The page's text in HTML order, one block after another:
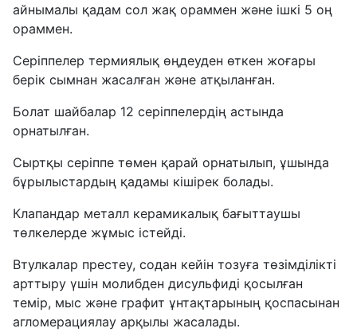
айнымалы қадам сол жақ ораммен және ішкі 5 оң
ораммен.
Серіппелер термиялық өңдеуден өткен жоғары
берік сымнан жасалған және атқыланған.
Болат шайбалар 12 серіппелердің астында
орнатылған.
Сыртқы серіппе төмен қарай орнатылып, ұшында
бұрылыстардың қадамы кішірек болады.
Клапандар металл керамикалық бағыттаушы
төлкелерде жұмыс істейді.
Втулкалар престеу, содан кейін тозуға төзімділікті
арттыру үшін молибден дисульфиді қосылған
темір, мыс және графит ұнтақтарының қоспасынан
агломерациялау арқылы жасалады.